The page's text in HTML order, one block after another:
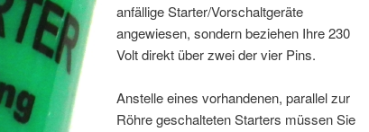
anfällige Starter/Vorschaltgeräte
angewiesen, sondern beziehen Ihre 230
Volt direkt über zwei der vier Pins.
Anstelle eines vorhandenen, parallel zur
Röhre geschalteten Starters müssen Sie